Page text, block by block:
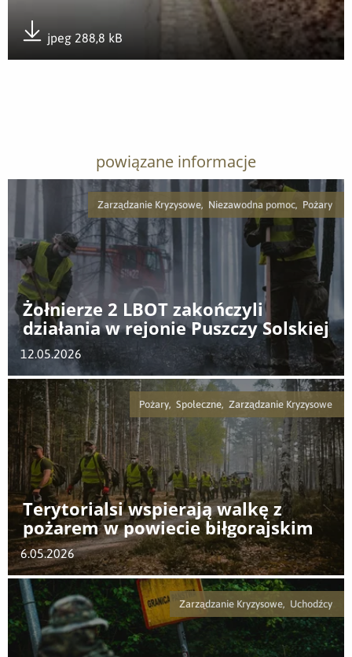
jpeg 288,8 kB
powiązane informacje
Zarządzanie Kryzysowe, Niezawodna pomoc, Pożary
Żołnierze 2 LBOT zakończyli
działania w rejonie Puszczy Solskiej
12.05.2026
Pożary, Społeczne, Zarządzanie Kryzysowe
Terytorialsi wspierają walkę z
pożarem w powiecie biłgorajskim
6.05.2026
Zarządzanie Kryzysowe, Uchodźcy